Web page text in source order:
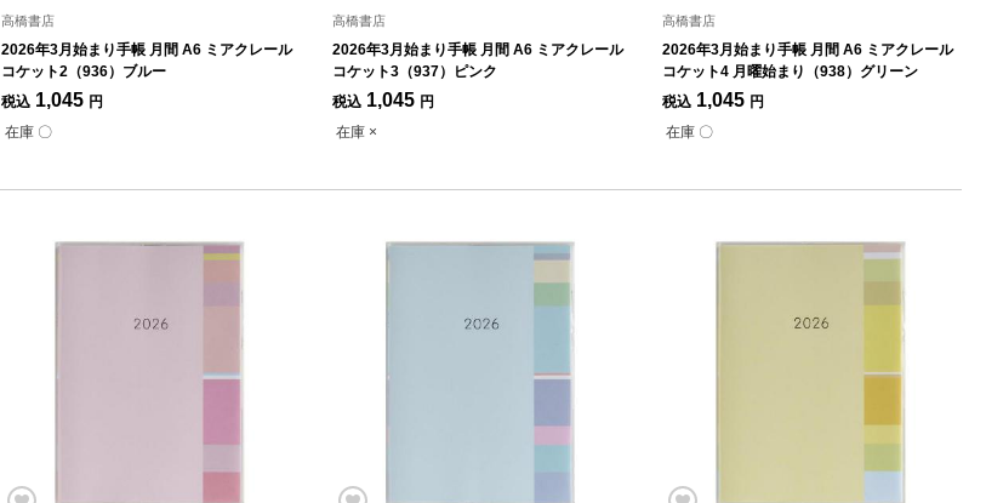
高橋書店
2026年3月始まり手帳 月間 A6 ミアクレール
コケット2（936）ブルー
税込 1,045 円
在庫 〇
高橋書店
2026年3月始まり手帳 月間 A6 ミアクレール
コケット3（937）ピンク
税込 1,045 円
在庫 ×
高橋書店
2026年3月始まり手帳 月間 A6 ミアクレール
コケット4 月曜始まり（938）グリーン
税込 1,045 円
在庫 〇